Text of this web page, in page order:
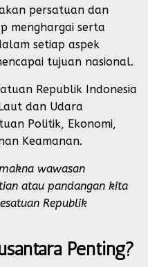
persatuan dan
menghargai serta
setiap aspek
tujuan nasional.
Republik Indonesia
dan Udara
Politik, Ekonomi,
Keamanan.
wawasan
atau pandangan kita
Republik
Penting?